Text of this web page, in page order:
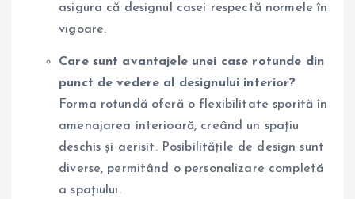
asigura că designul casei respectă normele în
vigoare.
Care sunt avantajele unei case rotunde din
punct de vedere al designului interior?
Forma rotundă oferă o flexibilitate sporită în
amenajarea interioară, creând un spațiu
deschis și aerisit. Posibilitățile de design sunt
diverse, permitând o personalizare completă
a spațiului.